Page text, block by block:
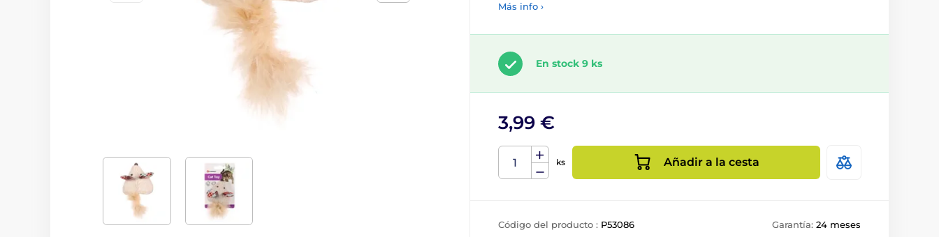
Más info ›
En stock 9 ks
3,99 €
ks Añadir a la cesta
Código del producto : P53086 Garantía: 24 meses